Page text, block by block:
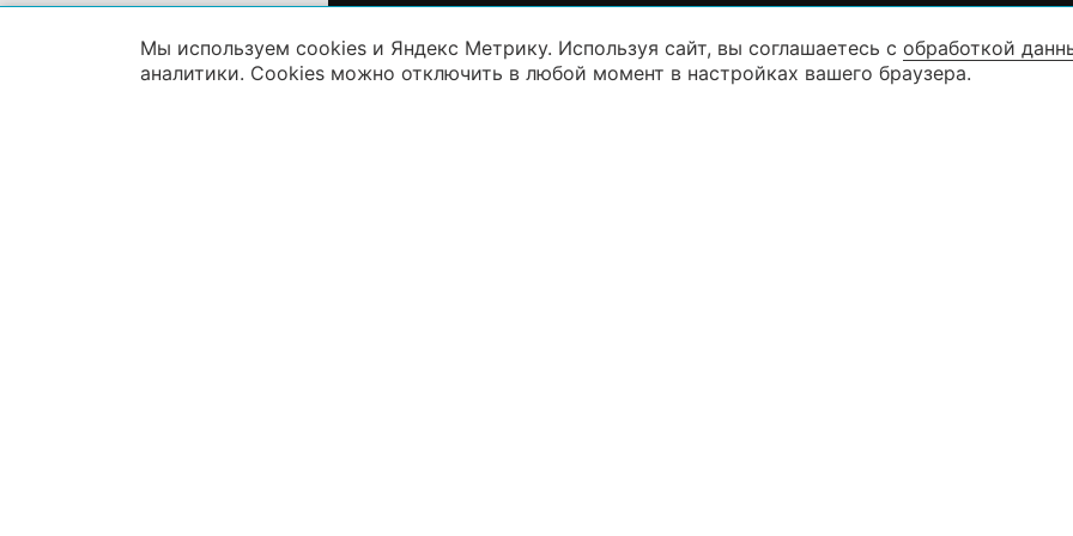
КАТАЛОГ
КОНТАКТЫ
8 (846)
8 (927)
Мы используем cookies и Яндекс Метрику. Используя сайт, вы соглашаетесь с обработкой
аналитики. Cookies можно отключить в любой момент в настройках вашего браузера.